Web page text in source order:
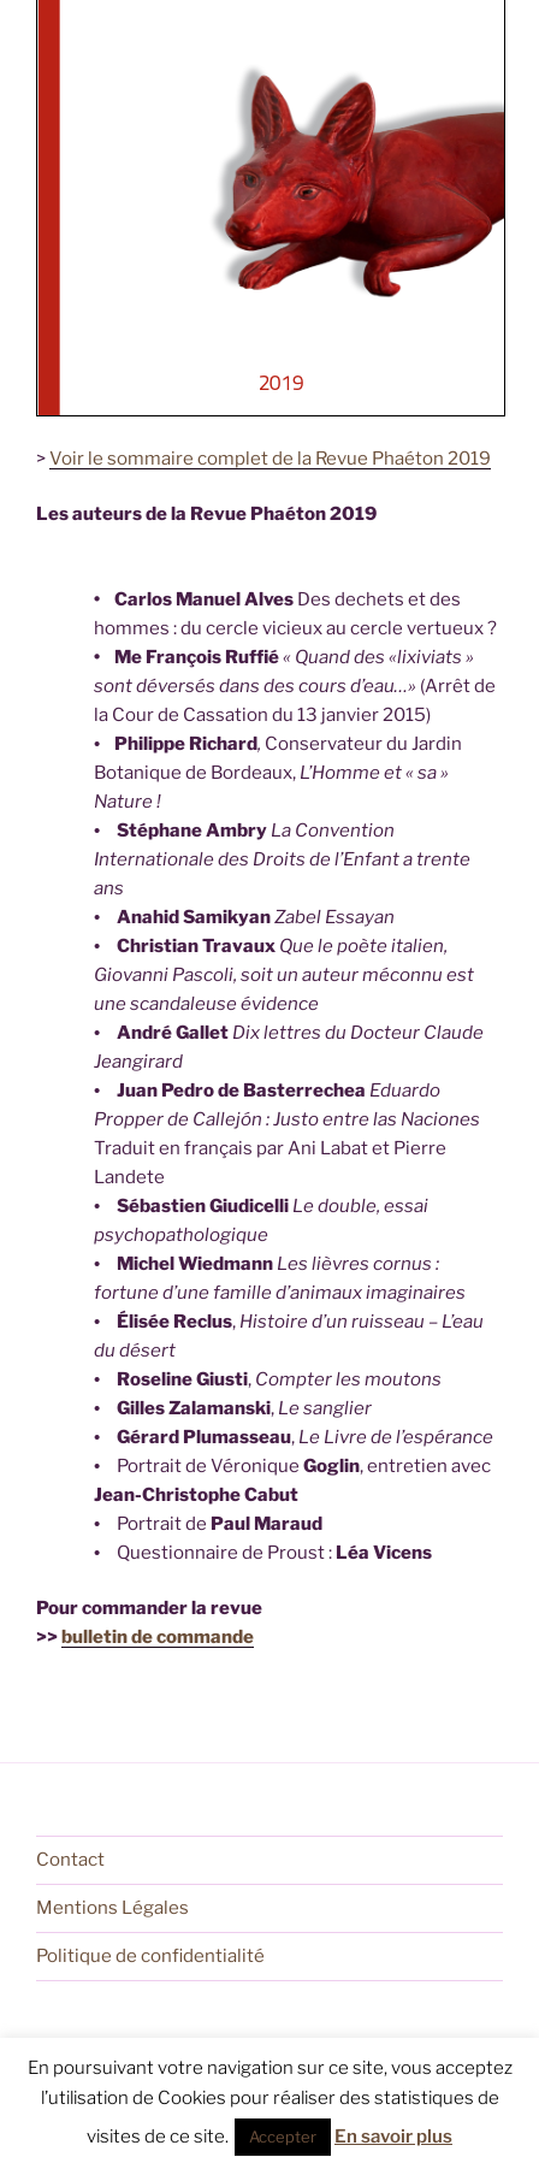
>Voir le sommaire complet de la Revue Phaéton 2019
Les auteurs de la Revue Phaéton 2019
• Carlos Manuel Alves Des dechets et des
hommes : du cercle vicieux au cercle vertueux ?
• Me François Ruffié« Quand des «lixiviats »
sont déversés dans des cours d’eau…» (Arrêt de
la Cour de Cassation du 13 janvier 2015)
• Philippe Richard, Conservateur du Jardin
Botanique de Bordeaux, L’Homme et « sa »
Nature !
• Stéphane Ambry La Convention
Internationale des Droits de l’Enfant a trente
ans
• Anahid SamikyanZabel Essayan
• Christian Travaux Que le poète italien,
Giovanni Pascoli, soit un auteur méconnu est
une scandaleuse évidence
• André Gallet Dix lettres du Docteur Claude
Jeangirard
• Juan Pedro de Basterrechea Eduardo
Propper de Callejón : Justo entre las Naciones
Traduit en français par Ani Labat et Pierre
Landete
• Sébastien Giudicelli Le double, essai
psychopathologique
• Michel Wiedmann Les lièvres cornus :
fortune d’une famille d’animaux imaginaires
• Élisée Reclus, Histoire d’un ruisseau – L’eau
du désert
• Roseline Giusti, Compter les moutons
• Gilles Zalamanski, Le sanglier
• Gérard Plumasseau, Le Livre de l’espérance
• Portrait de Véronique Goglin, entretien avec
Jean-Christophe Cabut
• Portrait de Paul Maraud
• Questionnaire de Proust : Léa Vicens
Pour commander la revue
>>bulletin de commande
Contact
Mentions Légales
Politique de confidentialité
Politique de confidentialité
Fièrement propulsé par
En poursuivant votre navigation sur ce site, vous acceptez
l’utilisation de Cookies pour réaliser des statistiques de
visites de ce site.
Accepter En savoir plus